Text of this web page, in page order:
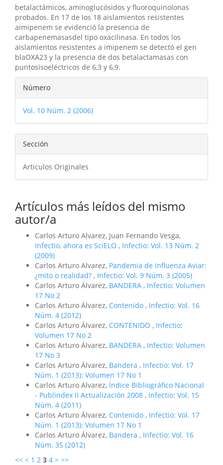
betalactámicos, aminoglucósidos y fluoroquinolonas
probados. En 17 de los 18 aislamientos resistentes
aimipenem se evidenció la presencia de
carbapenemasasdel tipo oxacilinasa. En todos los
aislamientos resistentes a imipenem se detectó el gen
blaOXA23 y la presencia de dos betalactamasas con
puntosisoeléctricos de 6,3 y 6,9.
Detalles
del
artículo
Número
Vol. 10 Núm. 2 (2006)
Sección
Articulos Originales
Artículos más leídos del mismo
autor/a
Carlos Arturo Alvarez, Juan Fernando Vesga,
Infectio, ahora es SciELO , Infectio: Vol. 13 Núm. 2
(2009)
Carlos Arturo Alvarez, Pandemia de Influenza Aviar:
¿mito o realidad? , Infectio: Vol. 9 Núm. 3 (2005)
Carlos Arturo Álvarez, BANDERA , Infectio: Volumen
17 No 2
Carlos Arturo Álvarez, Contenido , Infectio: Vol. 16
Núm. 4 (2012)
Carlos Arturo Álvarez, CONTENIDO , Infectio:
Volumen 17 No 2
Carlos Arturo Álvarez, BANDERA , Infectio: Volumen
17 No 3
Carlos Arturo Álvarez, Bandera , Infectio: Vol. 17
Núm. 1 (2013): Volumen 17 No 1
Carlos Arturo Alvarez, Índice Bibliográfico Nacional
- Publindex II Actualización 2008 , Infectio: Vol. 15
Núm. 4 (2011)
Carlos Arturo Álvarez, Contenido , Infectio: Vol. 17
Núm. 1 (2013): Volumen 17 No 1
Carlos Arturo Álvarez, Bandera , Infectio: Vol. 16
Núm. 3S (2012)
<< < 1 2 3 4 > >>